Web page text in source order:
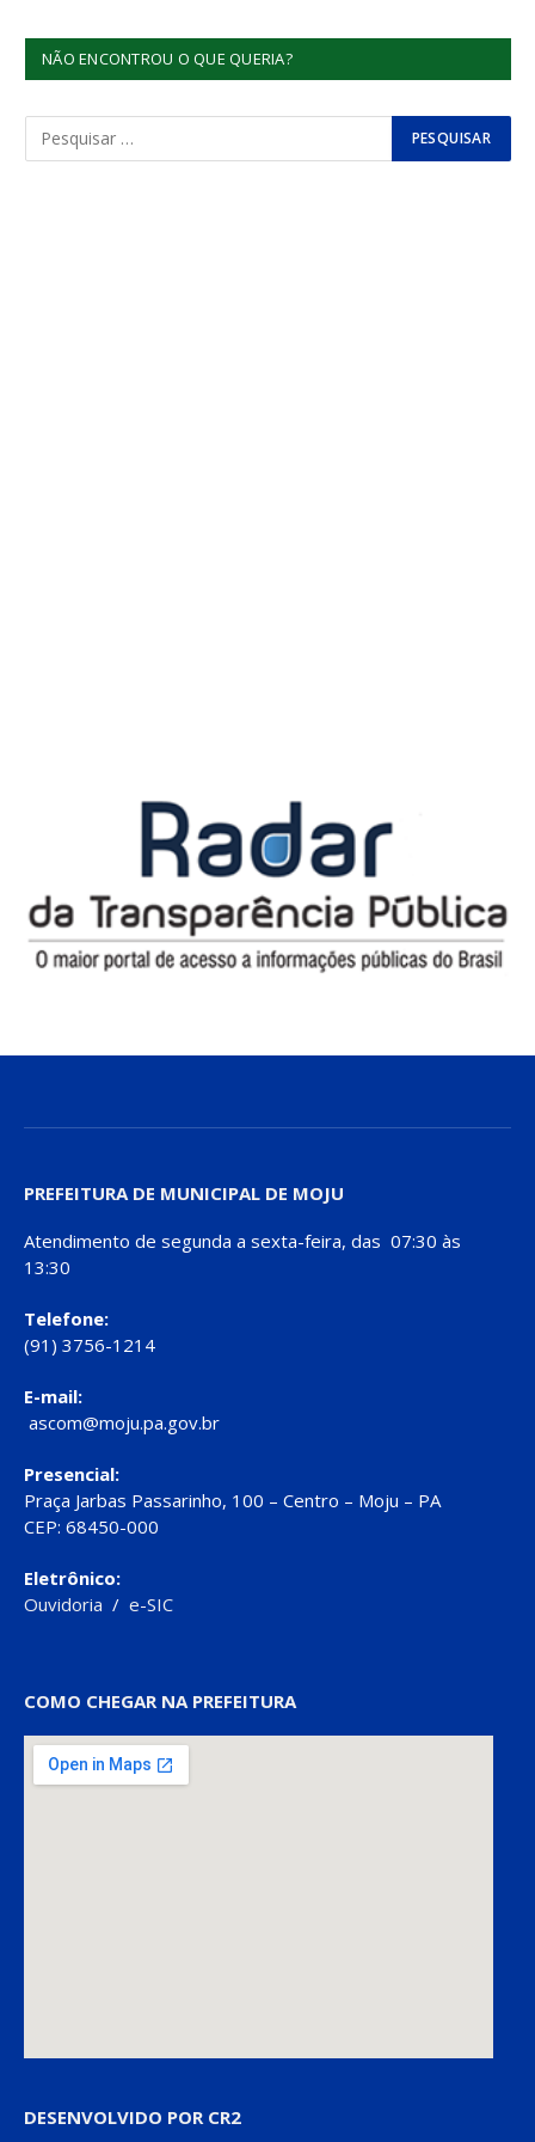
NÃO ENCONTROU O QUE QUERIA?
PREFEITURA DE MUNICIPAL DE MOJU
Atendimento de segunda a sexta-feira, das 07:30 às
13:30
Telefone:
(91) 3756-1214
E-mail:
ascom@moju.pa.gov.br
Presencial:
Praça Jarbas Passarinho, 100 – Centro – Moju – PA
CEP: 68450-000
Eletrônico:
Ouvidoria / e-SIC
COMO CHEGAR NA PREFEITURA
DESENVOLVIDO POR CR2